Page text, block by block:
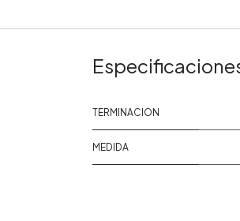
TERMINACION
MEDIDA